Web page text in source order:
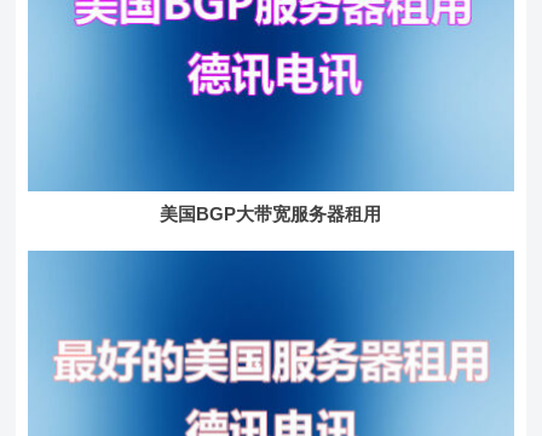
美国BGP大带宽服务器租用